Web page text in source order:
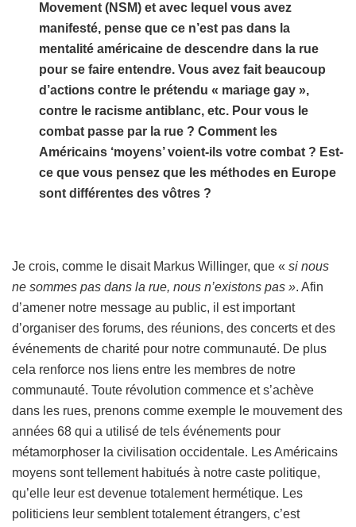
Movement (NSM) et avec lequel vous avez
manifesté, pense que ce n’est pas dans la
mentalité américaine de descendre dans la rue
pour se faire entendre. Vous avez fait beaucoup
d’actions contre le prétendu « mariage gay »,
contre le racisme antiblanc, etc. Pour vous le
combat passe par la rue ? Comment les
Américains ‘moyens’ voient-ils votre combat ? Est-
ce que vous pensez que les méthodes en Europe
sont différentes des vôtres ?
Je crois, comme le disait Markus Willinger, que « si nous
ne sommes pas dans la rue, nous n’existons pas ». Afin
d’amener notre message au public, il est important
d’organiser des forums, des réunions, des concerts et des
événements de charité pour notre communauté. De plus
cela renforce nos liens entre les membres de notre
communauté. Toute révolution commence et s’achève
dans les rues, prenons comme exemple le mouvement des
années 68 qui a utilisé de tels événements pour
métamorphoser la civilisation occidentale. Les Américains
moyens sont tellement habitués à notre caste politique,
qu’elle leur est devenue totalement hermétique. Les
politiciens leur semblent totalement étrangers, c’est